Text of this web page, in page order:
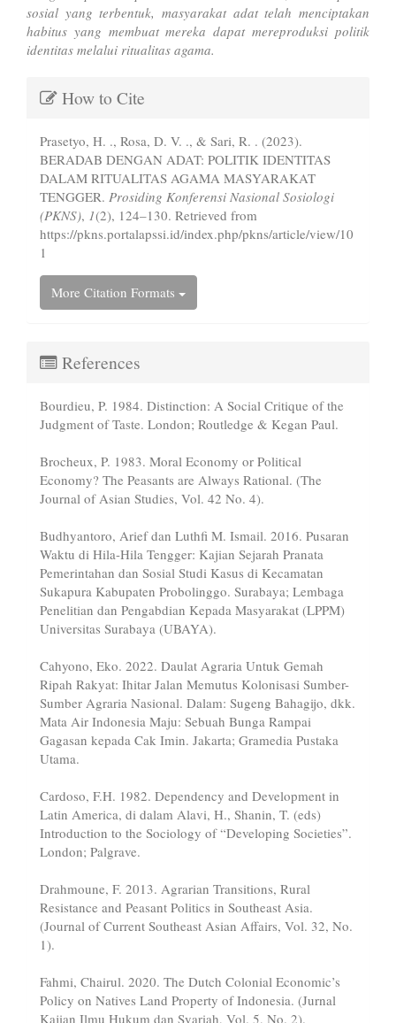
sosial yang terbentuk, masyarakat adat telah menciptakan
habitus yang membuat mereka dapat mereproduksi politik
identitas melalui ritualitas agama.
Article
How to Cite
Prasetyo, H. ., Rosa, D. V. ., & Sari, R. . (2023).
BERADAB DENGAN ADAT: POLITIK IDENTITAS
DALAM RITUALITAS AGAMA MASYARAKAT
TENGGER. Prosiding Konferensi Nasional Sosiologi
(PKNS), 1(2), 124–130. Retrieved from
https://pkns.portalapssi.id/index.php/pkns/article/view/10
1
More Citation Formats
References
Bourdieu, P. 1984. Distinction: A Social Critique of the
Judgment of Taste. London; Routledge & Kegan Paul.
Brocheux, P. 1983. Moral Economy or Political
Economy? The Peasants are Always Rational. (The
Journal of Asian Studies, Vol. 42 No. 4).
Budhyantoro, Arief dan Luthfi M. Ismail. 2016. Pusaran
Waktu di Hila-Hila Tengger: Kajian Sejarah Pranata
Pemerintahan dan Sosial Studi Kasus di Kecamatan
Sukapura Kabupaten Probolinggo. Surabaya; Lembaga
Penelitian dan Pengabdian Kepada Masyarakat (LPPM)
Universitas Surabaya (UBAYA).
Cahyono, Eko. 2022. Daulat Agraria Untuk Gemah
Ripah Rakyat: Ihitar Jalan Memutus Kolonisasi Sumber-
Sumber Agraria Nasional. Dalam: Sugeng Bahagijo, dkk.
Mata Air Indonesia Maju: Sebuah Bunga Rampai
Gagasan kepada Cak Imin. Jakarta; Gramedia Pustaka
Utama.
Cardoso, F.H. 1982. Dependency and Development in
Latin America, di dalam Alavi, H., Shanin, T. (eds)
Introduction to the Sociology of “Developing Societies”.
London; Palgrave.
Drahmoune, F. 2013. Agrarian Transitions, Rural
Resistance and Peasant Politics in Southeast Asia.
(Journal of Current Southeast Asian Affairs, Vol. 32, No.
1).
Fahmi, Chairul. 2020. The Dutch Colonial Economic’s
Policy on Natives Land Property of Indonesia. (Jurnal
Kajian Ilmu Hukum dan Syariah, Vol. 5, No. 2).